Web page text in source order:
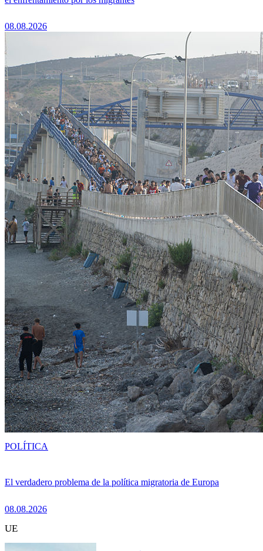
08.08.2026
El verdadero problema de la política migratoria de Europa
08.08.2026
POLÍTICA
UE